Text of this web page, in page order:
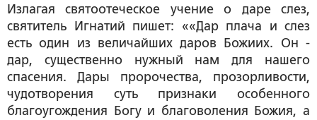
Излагая святоотеческое учение о даре слез,
святитель Игнатий пишет: ««Дар плача и слез
есть один из величайших даров Божиих. Он -
дар, существенно нужный нам для нашего
спасения. Дары пророчества, прозорливости,
чудотворения суть признаки особенного
благоугождения Богу и благоволения Божия, а